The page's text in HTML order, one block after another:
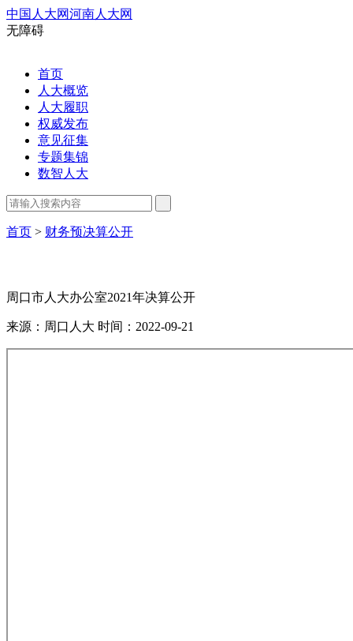
中国人大网河南人大网
无障碍
首页
人大概览
人大履职
权威发布
意见征集
专题集锦
数智人大
首页 > 财务预决算公开
周口市人大办公室2021年决算公开
来源：周口人大 时间：2022-09-21